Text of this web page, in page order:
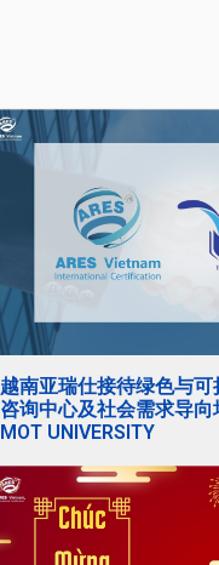
越南亚瑞仕接待绿色与
咨询中心及社会需求导
MOT UNIVERSITY